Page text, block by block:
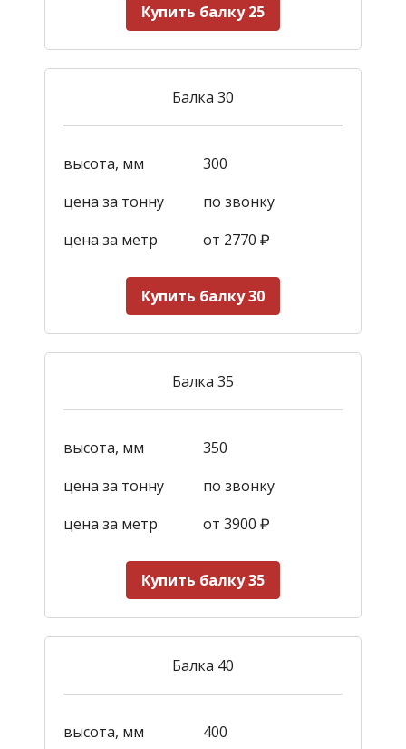
Купить балку 25
Балка 30
высота, мм
300
цена за тонну
по звонку
цена за метр
от 2770 ₽
Купить балку 30
Балка 35
высота, мм
350
цена за тонну
по звонку
цена за метр
от 3900 ₽
Купить балку 35
Балка 40
высота, мм 400